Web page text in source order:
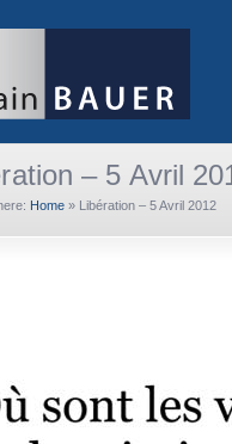
– 5 Avril
Home » Libération – 5 Avril 2012